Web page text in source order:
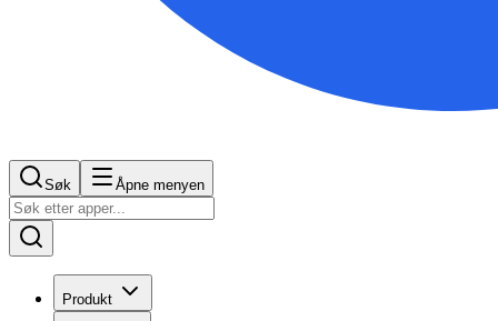
Søk Åpne menyen
Produkt